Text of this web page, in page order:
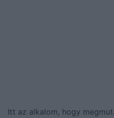
Itt az alkalom, hogy